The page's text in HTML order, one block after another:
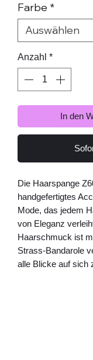
Farbe *
Anzahl *
In den
Die Haarspange
handgefertigtes
Mode, das jedem
von Eleganz
Haarschmuck ist
Strass-Bandarole
alle Blicke auf sich